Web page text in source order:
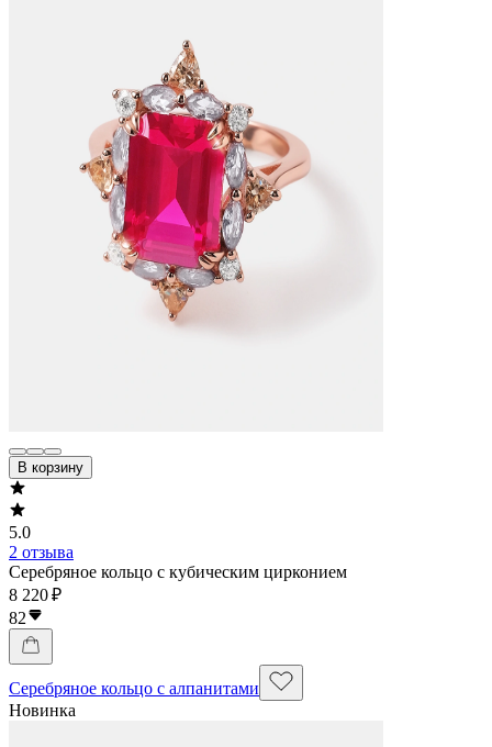
В корзину
5.0
2 отзыва
Серебряное кольцо с кубическим цирконием
8 220 ₽
82
Серебряное кольцо с алпанитами
Новинка